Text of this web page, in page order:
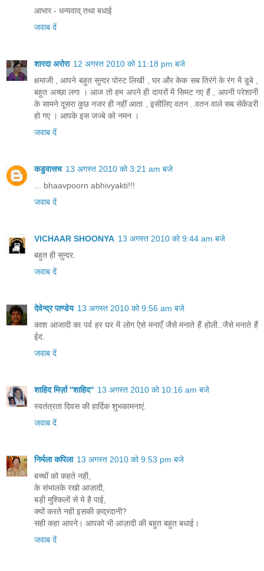
आभार - धन्यवाद् तथा बधाई
जवाब दें
शारदा अरोरा 12 अगस्त 2010 को 11:18 pm बजे
क्षमाजी , आपने बहुत सुन्दर पोस्ट लिखी , घर और केक सब तिरंगे के रंग में डूबे ,
बहुत अच्छा लगा । आज तो हम अपने ही दायरों में सिमट गए हैं , अपनी परेशानी
के सामने दूसरा कुछ नजर ही नहीं आता , इसीलिए वतन ..वतन वाले सब सेकेंडरी
हो गए । आपके इस जज्बे को नमन ।
जवाब दें
कडुवासच 13 अगस्त 2010 को 3:21 am बजे
... bhaavpoorn abhivyakti!!!
जवाब दें
VICHAAR SHOONYA 13 अगस्त 2010 को 9:44 am बजे
बहुत ही सुन्दर.
जवाब दें
देवेन्द्र पाण्डेय 13 अगस्त 2010 को 9:56 am बजे
काश आजादी का पर्व हर घर में लोग ऐसे मनाएँ जैसे मनाते हैं होली..जैसे मनाते हैं
ईद.
जवाब दें
शाहिद मिर्ज़ा ''शाहिद'' 13 अगस्त 2010 को 10:16 am बजे
स्वतंत्रता दिवस की हार्दिक शुभकामनाएं.
जवाब दें
निर्मला कपिला 13 अगस्त 2010 को 9:53 pm बजे
बच्चों को कहते नही,
के संभालके रखो आज़ादी,
बड़ी मुश्किलों से ये है पाई,
क्यों करते नही इसकी क़द्रदानी?
सही कहा आपने। आपको भी आज़ादी की बहुत बहुत बधाई।
जवाब दें